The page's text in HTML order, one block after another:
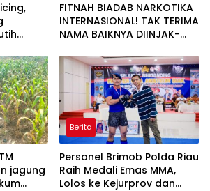
FITNAH BIADAB NARKOTIKA
INTERNASIONAL! TAK TERIMA
NAMA BAIKNYA DIINJAK-
DECLARE WAR: SIAP Bantai
DAN SERET AKUN PEMBUNUH
KARAKTER KE PENJARA
POLDA KEPRI!
jagung
Berita
Personel Brimob Polda Riau
Raih Medali Emas MMA,
Lolos ke Kejurprov dan